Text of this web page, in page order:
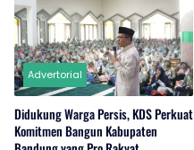
Advertorial
Didukung Warga Persis, KDS Perkuat
Komitmen Bangun Kabupaten